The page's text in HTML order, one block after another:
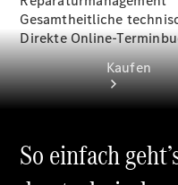
Kaufen
Gesamtheitliche
Direkte Online-
So einfach